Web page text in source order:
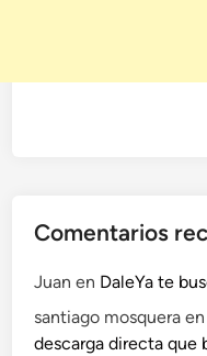
Comentarios
Juan en DaleYa te
santiago mosquera en
descarga directa que